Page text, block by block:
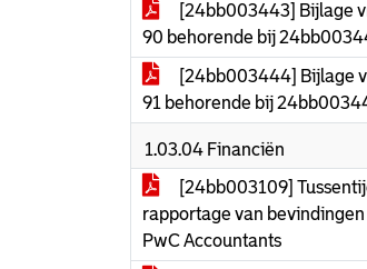
[24bb003443] Bijlage
90 behorende bij
[24bb003444] Bijlage
91 behorende bij
1.03.04 Financiën
[24bb003109]
rapportage van
PwC Accountants